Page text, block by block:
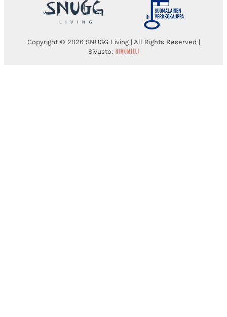
Copyright © 2026 SNUGG Living | All Rights Reserved |
Sivusto: